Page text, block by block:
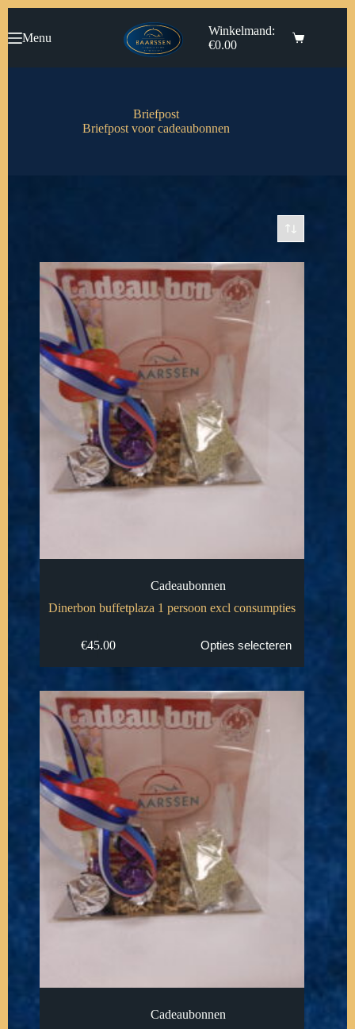
de Menu
Winkelmand:
€0.00
Briefpost
Briefpost voor cadeaubonnen
Cadeaubonnen
Dinerbon buffetplaza 1 persoon excl consumpties
€45.00 Opties selecteren
Cadeaubonnen